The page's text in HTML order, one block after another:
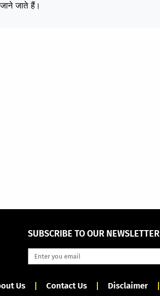
जाने जाते हैं।
SUBSCRIBE TO OUR NEWSLETTER
Us Contact Us Disclaimer